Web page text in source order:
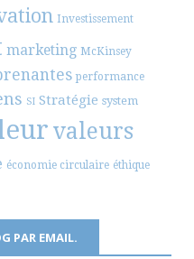
Investissement
marketing McKinsey
performance
SI Stratégie system
valeurs
économie circulaire éthique
PAR EMAIL.